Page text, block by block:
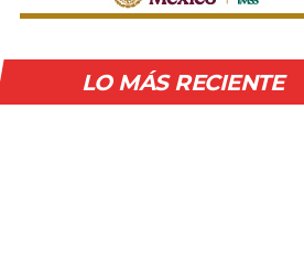
LO MÁS RECIENTE